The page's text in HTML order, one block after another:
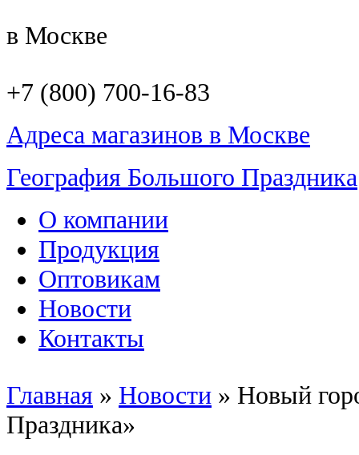
в Москве
+7 (800) 700-16-83
Адреса магазинов в Москве
География Большого Праздника
О компании
Продукция
Оптовикам
Новости
Контакты
Главная » Новости » Новый
Праздника»